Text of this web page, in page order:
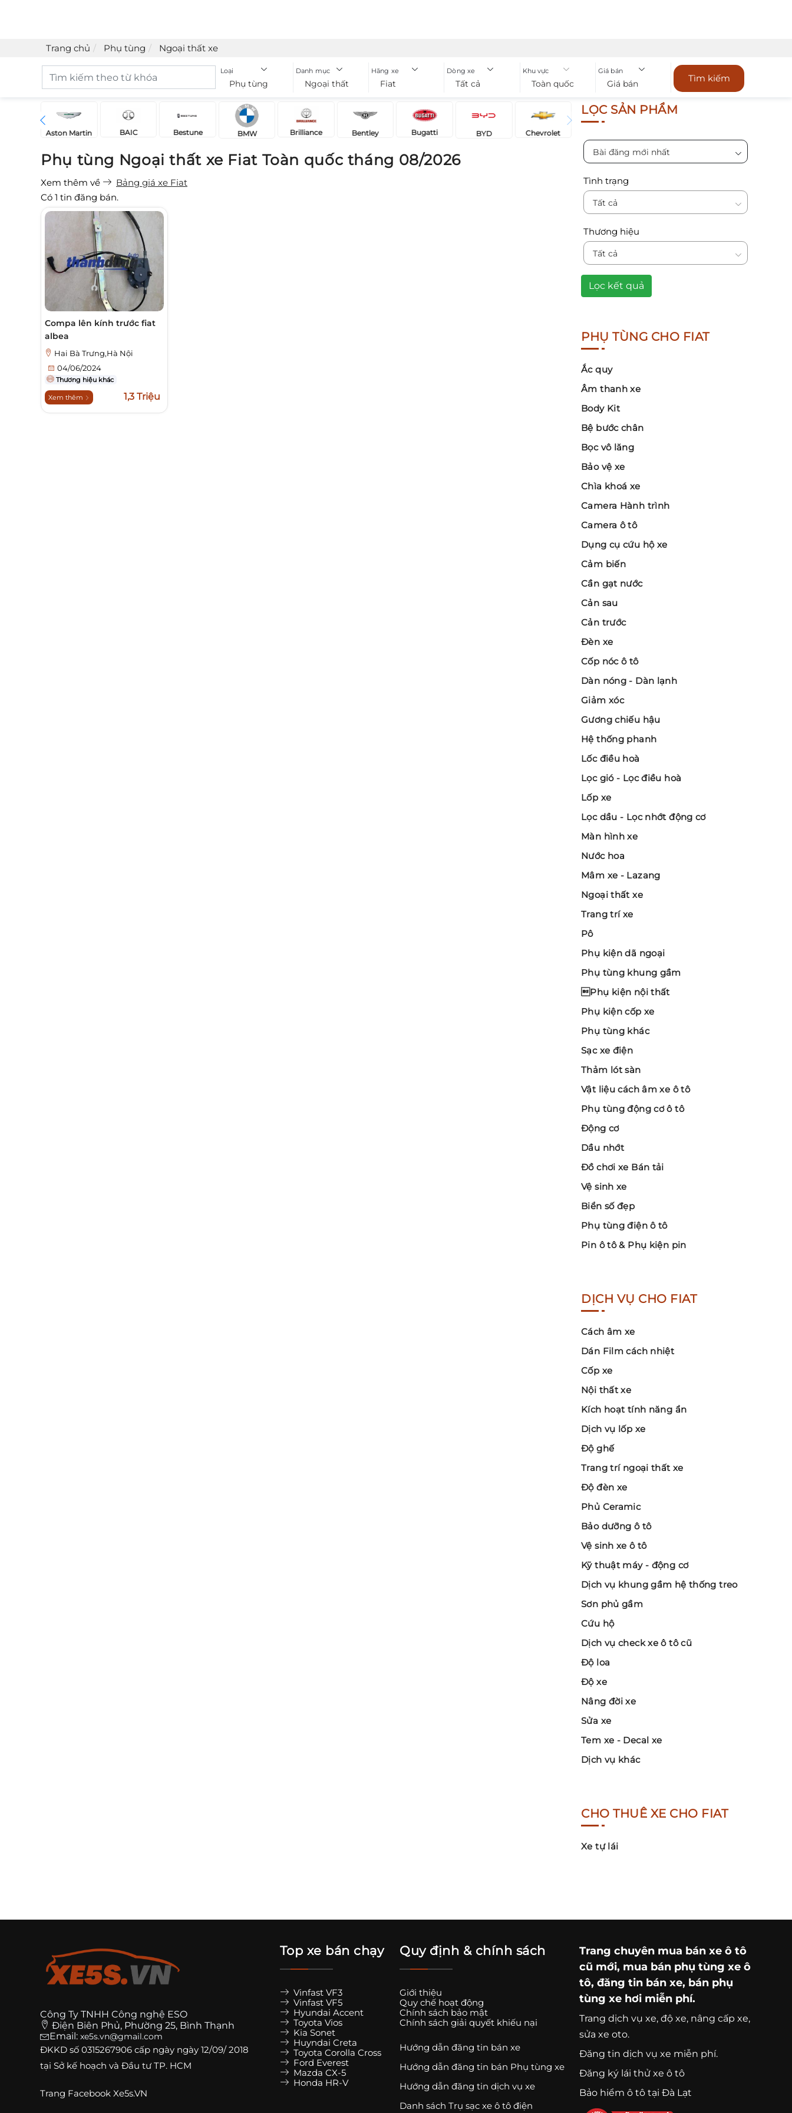
Trang chủ Phụ tùng Ngoại thất xe
Loại
Phụ tùng
Danh mục
Ngoại thất xe
Hãng xe
Fiat
Dòng xe
Tất cả
Khu vực
Toàn quốc
Giá bán
Giá bán Tìm kiếm
Aston Martin BAIC Bestune BMW Brilliance Bentley Bugatti BYD Chevrolet
Phụ tùng Ngoại thất xe Fiat Toàn quốc tháng 08/2026
Xem thêm về
Bảng giá xe Fiat
Có 1 tin đăng bán.
Compa lên kính trước fiat
albea
Hai Bà Trưng,Hà Nội
04/06/2024
Thương hiệu khác
Xem thêm 1,3 Triệu
LỌC SẢN PHẨM
Bài đăng mới nhất
Tình trạng
Tất cả
Thương hiệu
Tất cả
Lọc kết quả
PHỤ TÙNG CHO FIAT
Ắc quy
Âm thanh xe
Body Kit
Bệ bước chân
Bọc vô lăng
Bảo vệ xe
Chìa khoá xe
Camera Hành trình
Camera ô tô
Dụng cụ cứu hộ xe
Cảm biến
Cần gạt nước
Cản sau
Cản trước
Đèn xe
Cốp nóc ô tô
Dàn nóng - Dàn lạnh
Giảm xóc
Gương chiếu hậu
Hệ thống phanh
Lốc điều hoà
Lọc gió - Lọc điều hoà
Lốp xe
Lọc dầu - Lọc nhớt động cơ
Màn hình xe
Nước hoa
Mâm xe - Lazang
Ngoại thất xe
Trang trí xe
Pô
Phụ kiện dã ngoại
Phụ tùng khung gầm
Phụ kiện nội thất
Phụ kiện cốp xe
Phụ tùng khác
Sạc xe điện
Thảm lót sàn
Vật liệu cách âm xe ô tô
Phụ tùng động cơ ô tô
Động cơ
Dầu nhớt
Đồ chơi xe Bán tải
Vệ sinh xe
Biển số đẹp
Phụ tùng điện ô tô
Pin ô tô & Phụ kiện pin
DỊCH VỤ CHO FIAT
Cách âm xe
Dán Film cách nhiệt
Cốp xe
Nội thất xe
Kích hoạt tính năng ẩn
Dịch vụ lốp xe
Độ ghế
Trang trí ngoại thất xe
Độ đèn xe
Phủ Ceramic
Bảo dưỡng ô tô
Vệ sinh xe ô tô
Kỹ thuật máy - động cơ
Dịch vụ khung gầm hệ thống treo
Sơn phủ gầm
Cứu hộ
Dịch vụ check xe ô tô cũ
Độ loa
Độ xe
Nâng đời xe
Sửa xe
Tem xe - Decal xe
Dịch vụ khác
CHO THUÊ XE CHO FIAT
Xe tự lái
Công Ty TNHH Công nghệ ESO
Điện Biên Phủ, Phường 25, Bình Thạnh
Email: xe5s.vn@gmail.com
ĐKKD số 0315267906 cấp ngày ngày 12/09/ 2018
tại Sở kế hoạch và Đầu tư TP. HCM
Trang Facebook Xe5s.VN
Top xe bán chạy
Vinfast VF3
Vinfast VF5
Hyundai Accent
Toyota Vios
Kia Sonet
Huyndai Creta
Toyota Corolla Cross
Ford Everest
Mazda CX-5
Honda HR-V
Quy định & chính sách
Giới thiệu
Quy chế hoạt động
Chính sách bảo mật
Chính sách giải quyết khiếu nại
Hướng dẫn đăng tin bán xe
Hướng dẫn đăng tin bán Phụ tùng xe
Hướng dẫn đăng tin dịch vụ xe
Danh sách Trụ sạc xe ô tô điện
Trang chuyên mua bán xe ô tô
cũ mới, mua bán phụ tùng xe ô
tô, đăng tin bán xe, bán phụ
tùng xe hơi miễn phí.
Trang dịch vụ xe, độ xe, nâng cấp xe,
sửa xe oto.
Đăng tin dịch vụ xe miễn phí.
Đăng ký lái thử xe ô tô
Bảo hiểm ô tô tại Đà Lạt